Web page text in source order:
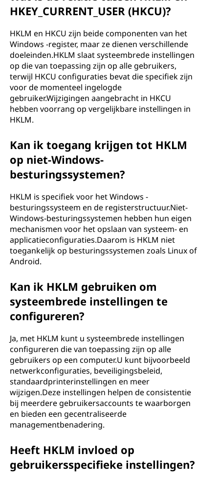
HKEY_CURRENT_USER (HKCU)?
HKLM en HKCU zijn beide componenten van het
Windows -register, maar ze dienen verschillende
doeleinden.HKLM slaat systeembrede instellingen
op die van toepassing zijn op alle gebruikers,
terwijl HKCU configuraties bevat die specifiek zijn
voor de momenteel ingelogde
gebruiker.Wijzigingen aangebracht in HKCU
hebben voorrang op vergelijkbare instellingen in
HKLM.
Kan ik toegang krijgen tot HKLM
op niet-Windows-
besturingssystemen?
HKLM is specifiek voor het Windows -
besturingssysteem en de registerstructuur.Niet-
Windows-besturingssystemen hebben hun eigen
mechanismen voor het opslaan van systeem- en
applicatieconfiguraties.Daarom is HKLM niet
toegankelijk op besturingssystemen zoals Linux of
Android.
Kan ik HKLM gebruiken om
systeembrede instellingen te
configureren?
Ja, met HKLM kunt u systeembrede instellingen
configureren die van toepassing zijn op alle
gebruikers op een computer.U kunt bijvoorbeeld
netwerkconfiguraties, beveiligingsbeleid,
standaardprinterinstellingen en meer
wijzigen.Deze instellingen helpen de consistentie
bij meerdere gebruikersaccounts te waarborgen
en bieden een gecentraliseerde
managementbenadering.
Heeft HKLM invloed op
gebruikersspecifieke instellingen?